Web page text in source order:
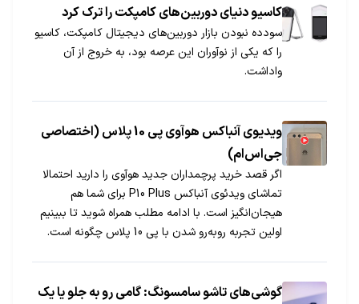
کاسیو دنیای دوربین‌های کامپکت را ترک کرد
سودده نبودن بازار دوربین‌های دیجیتال کامپکت، کاسیو
را که یکی از نوآوران این عرصه بود، به خروج از آن
واداشت.
ویدیوی آنباکس هوآوی پی 10 پلاس (اختصاصی
جی‌اس‌ام)
اگر قصد خرید پرچمداران جدید هوآوی را دارید احتمالا
تماشای ویدئوی آنباکس P10 Plus برای شما هم
هیجان‌انگیز است. با ادامه مطلب همراه شوید تا ببینیم
اولین تجربه روبه‌رو شدن با پی 10 پلاس چگونه است.
گوشی‌های تاشو سامسونگ: گامی رو به جلو یا یک